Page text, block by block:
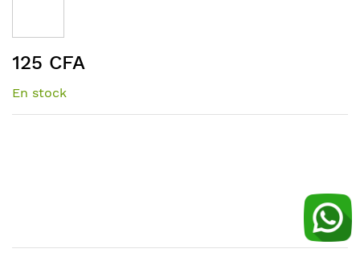
of
the
images
gallery
to
beginning
of
125 CFA
En stock